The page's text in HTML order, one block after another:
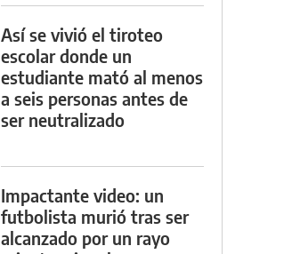
Así se vivió el tiroteo
escolar donde un
estudiante mató al menos
a seis personas antes de
ser neutralizado
Impactante video: un
futbolista murió tras ser
alcanzado por un rayo